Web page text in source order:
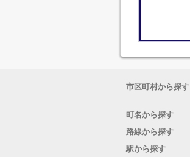
市区町村から探す
町名から探す
路線から探す
駅から探す